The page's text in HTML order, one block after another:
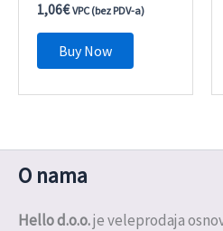
1,06€ VPC (bez PDV-a)
Buy Now
O nama
Hello d.o.o.je veleprodaja